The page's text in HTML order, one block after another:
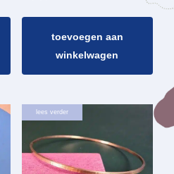
toevoegen aan
winkelwagen
lees verder